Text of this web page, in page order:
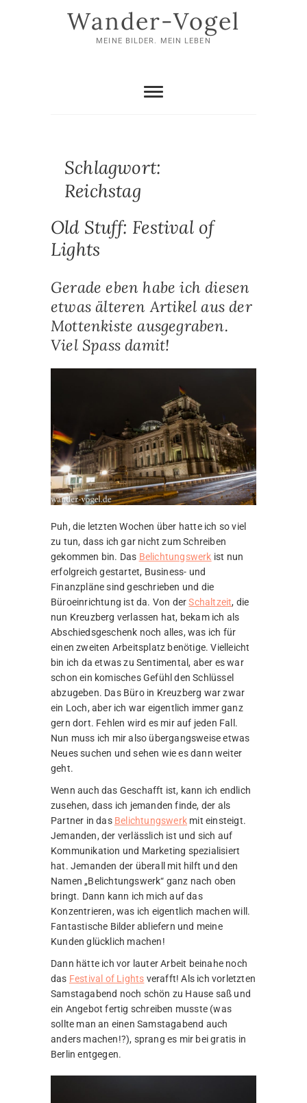
Wander-Vogel
MEINE BILDER. MEIN LEBEN
Schlagwort:
Reichstag
Old Stuff: Festival of
Lights
Gerade eben habe ich diesen
etwas älteren Artikel aus der
Mottenkiste ausgegraben.
Viel Spass damit!
Puh, die letzten Wochen über hatte ich so viel
zu tun, dass ich gar nicht zum Schreiben
gekommen bin. Das Belichtungswerk ist nun
erfolgreich gestartet, Business- und
Finanzpläne sind geschrieben und die
Büroeinrichtung ist da. Von derSchaltzeit, die
nun Kreuzberg verlassen hat, bekam ich als
Abschiedsgeschenk noch alles, was ich für
einen zweiten Arbeitsplatz benötige. Vielleicht
bin ich da etwas zu Sentimental, aber es war
schon ein komisches Gefühl den Schlüssel
abzugeben. Das Büro in Kreuzberg war zwar
ein Loch, aber ich war eigentlich immer ganz
gern dort. Fehlen wird es mir auf jeden Fall.
Nun muss ich mir also übergangsweise etwas
Neues suchen und sehen wie es dann weiter
geht.
Wenn auch das Geschafft ist, kann ich endlich
zusehen, dass ich jemanden finde, der als
Partner in das Belichtungswerk mit einsteigt.
Jemanden, der verlässlich ist und sich auf
Kommunikation und Marketing spezialisiert
hat. Jemanden der überall mit hilft und den
Namen „Belichtungswerk“ ganz nach oben
bringt. Dann kann ich mich auf das
Konzentrieren, was ich eigentlich machen will.
Fantastische Bilder abliefern und meine
Kunden glücklich machen!
Dann hätte ich vor lauter Arbeit beinahe noch
das Festival of Lights verafft! Als ich vorletzten
Samstagabend noch schön zu Hause saß und
ein Angebot fertig schreiben musste (was
sollte man an einen Samstagabend auch
anders machen!?), sprang es mir bei gratis in
Berlin entgegen.